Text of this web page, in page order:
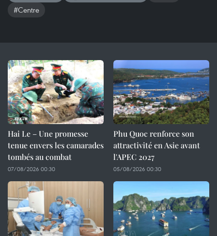
#Centre
Hai Le – Une promesse
tenue envers les camarades
tombés au combat
07/08/2026 00:30
Phu Quoc renforce son
attractivité en Asie avant
l'APEC 2027
05/08/2026 00:30